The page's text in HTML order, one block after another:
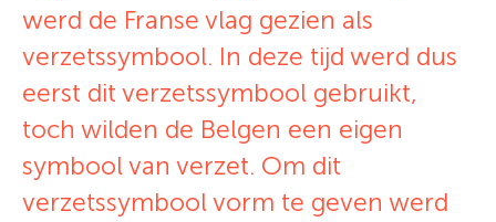
werd de Franse vlag gezien als
verzetssymbool. In deze tijd werd dus
eerst dit verzetssymbool gebruikt,
toch wilden de Belgen een eigen
symbool van verzet. Om dit
verzetssymbool vorm te geven werd